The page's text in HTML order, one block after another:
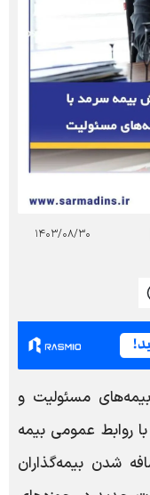
۱۴۰۳/۰۸/۳۰
مسئولیت و
روابط عمومی بیمه
شدن بیمه‌گذاران